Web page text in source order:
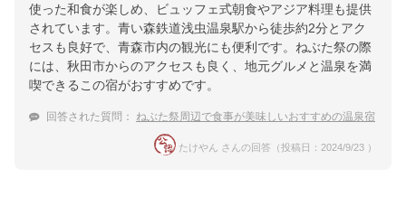
使った和食が楽しめ、ビュッフェ式朝食やアジア料理も提供
されています。青い森鉄道浅虫温泉駅から徒歩約2分とアク
セスも良好で、青森市内の観光にも便利です。ねぶた祭の際
には、秋田市からのアクセスも良く、地元グルメと温泉を満
喫できるこの宿がおすすめです。
回答された質問： ねぶた祭周辺で食事が美味しいおすすめの温泉宿
たけやん さんの回答（投稿日：2024/9/23 ）